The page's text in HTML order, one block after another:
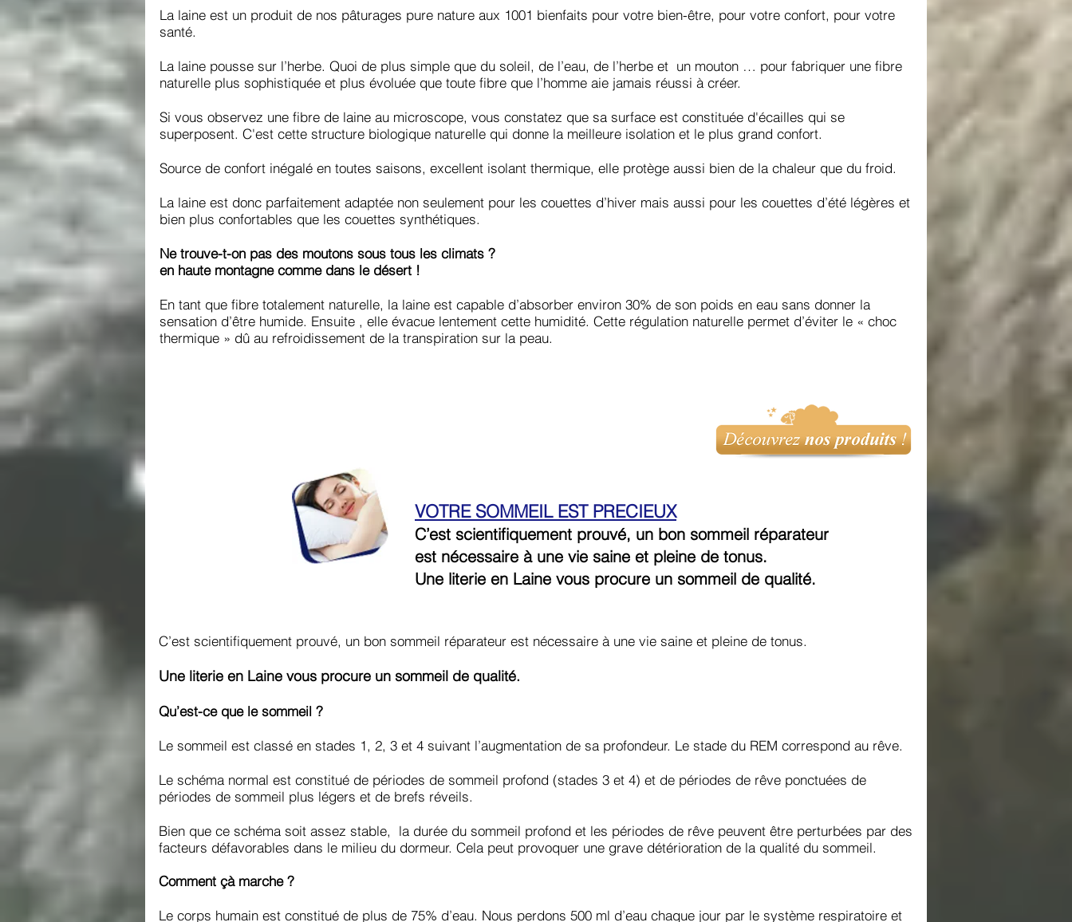
La laine est un produit de nos pâturages pure nature aux 1001 bienfaits pour votre bien-être, pour votre confort, pour votre
santé.
La laine pousse sur l’herbe. Quoi de plus simple que du soleil, de l’eau, de l’herbe et un mouton … pour fabriquer une fibre
naturelle plus sophistiquée et plus évoluée que toute fibre que l’homme aie jamais réussi à créer.
Si vous observez une fibre de laine au microscope, vous constatez que sa surface est constituée d'écailles qui se
superposent. C'est cette structure biologique naturelle qui donne la meilleure isolation et le plus grand confort.
Source de confort inégalé en toutes saisons, excellent isolant thermique, elle protège aussi bien de la chaleur que du froid.
La laine est donc parfaitement adaptée non seulement pour les couettes d’hiver mais aussi pour les couettes d’été légères et
bien plus confortables que les couettes synthétiques.
Ne trouve-t-on pas des moutons sous tous les climats ?
en haute montagne comme dans le désert !
En tant que fibre totalement naturelle, la laine est capable d’absorber environ 30% de son poids en eau sans donner la
sensation d’être humide. Ensuite , elle évacue lentement cette humidité. Cette régulation naturelle permet d’éviter le « choc
thermique » dû au refroidissement de la transpiration sur la peau.
VOTRE SOMMEIL EST PRECIEUX
C’est scientifiquement prouvé, un bon sommeil réparateur
est nécessaire à une vie saine et pleine de tonus.
Une literie en Laine vous procure un sommeil de qualité.
C’est scientifiquement prouvé, un bon sommeil réparateur est nécessaire à une vie saine et pleine de tonus.
Une literie en Laine vous procure un sommeil de qualité.
Qu’est-ce que le sommeil ?
Le sommeil est classé en stades 1, 2, 3 et 4 suivant l’augmentation de sa profondeur. Le stade du REM correspond au rêve.
Le schéma normal est constitué de périodes de sommeil profond (stades 3 et 4) et de périodes de rêve ponctuées de
périodes de sommeil plus légers et de brefs réveils.
Bien que ce schéma soit assez stable, la durée du sommeil profond et les périodes de rêve peuvent être perturbées par des
facteurs défavorables dans le milieu du dormeur. Cela peut provoquer une grave détérioration de la qualité du sommeil.
Comment çà marche ?
Le corps humain est constitué de plus de 75% d’eau. Nous perdons 500 ml d’eau chaque jour par le système respiratoire et